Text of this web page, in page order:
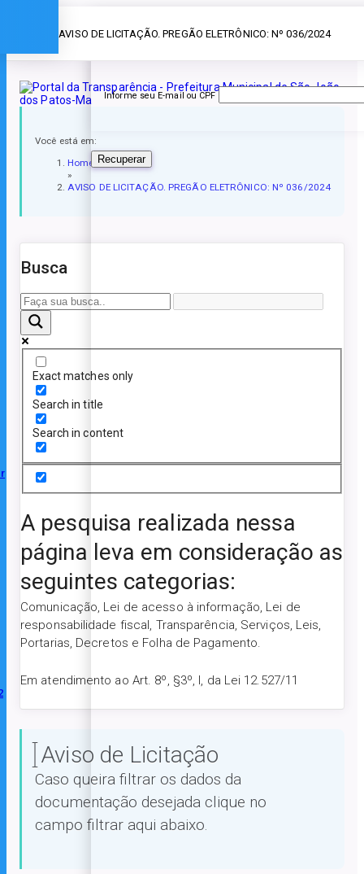
» AVISO DE LICITAÇÃO. PREGÃO ELETRÔNICO: Nº 036/2024
Você está em:
Home
»
AVISO DE LICITAÇÃO. PREGÃO ELETRÔNICO: Nº 036/2024
Busca
Exact matches only
Search in title
Search in content
A pesquisa realizada nessa
página leva em consideração as
seguintes categorias:
Comunicação, Lei de acesso à informação, Lei de
responsabilidade fiscal, Transparência, Serviços, Leis,
Portarias, Decretos e Folha de Pagamento.
Em atendimento ao Art. 8º, §3º, I, da Lei 12.527/11
Aviso de Licitação
Caso queira filtrar os dados da
documentação desejada clique no
campo filtrar aqui abaixo.
Informe seu E-mail ou CPF
Recuperar